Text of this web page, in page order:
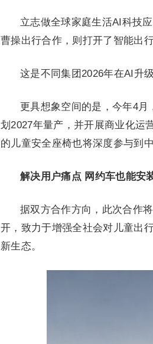
立志做全球家庭生活AI科技
曹操出行合作，则打开了智能出
这是不同集团2026年在AI升
更具想象空间的是，今年4
划2027年量产，并开展商业化运
的儿童安全座椅也将深度参与到
解决用户痛点 网约车也能安
据双方合作方向，此次合作
开，致力于增强全社会对儿童出
新生态。